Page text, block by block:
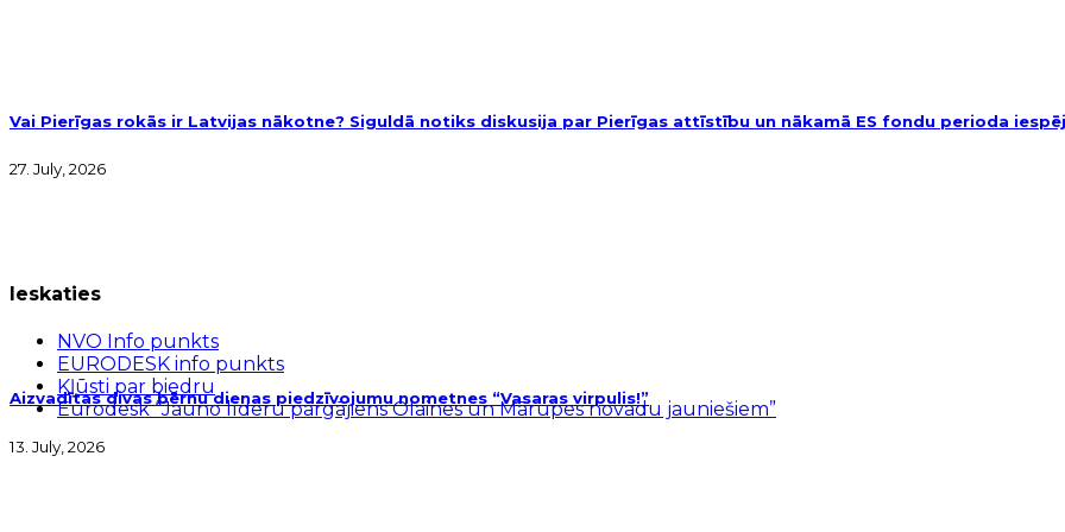
Vai Pierīgas rokās ir Latvijas nākotne? Siguldā notiks diskusija par Pierīgas attīstību un nākamā ES fondu perioda
27. July, 2026
Aizvadītas divas bērnu dienas piedzīvojumu nometnes “Vasaras virpulis!”
13. July, 2026
Ieskaties
NVO Info punkts
EURODESK info punkts
Kļūsti par biedru
Eurodesk “Jauno līderu pārgājiens Olaines un Mārupes novadu jauniešiem”